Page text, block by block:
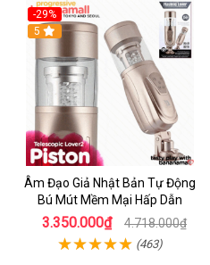
-29%
5
Âm Đạo Giả Nhật Bản Tự Động
Bú Mút Mềm Mại Hấp Dẫn
3.350.000₫ 4.718.000₫
(463)